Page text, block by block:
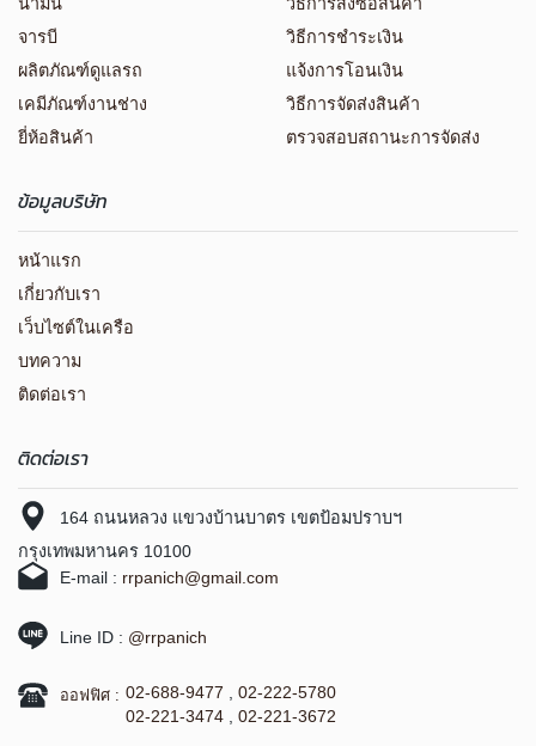
จารบี
ผลิตภัณฑ์ดูแลรถ
เคมีภัณฑ์งานช่าง
ยี่ห้อสินค้า
วิธีการชำระเงิน
แจ้งการโอนเงิน
วิธีการจัดส่งสินค้า
ตรวจสอบสถานะการจัดส่ง
ข้อมูลบริษัท
หน้าแรก
เกี่ยวกับเรา
เว็บไซต์ในเครือ
บทความ
ติดต่อเรา
ติดต่อเรา
164 ถนนหลวง แขวงบ้านบาตร เขตป้อมปราบฯ
กรุงเทพมหานคร 10100
E-mail : rrpanich@gmail.com
Line ID : @rrpanich
ออฟฟิศ : 02-688-9477
02-222-5780
02-221-3474
02-221-3672